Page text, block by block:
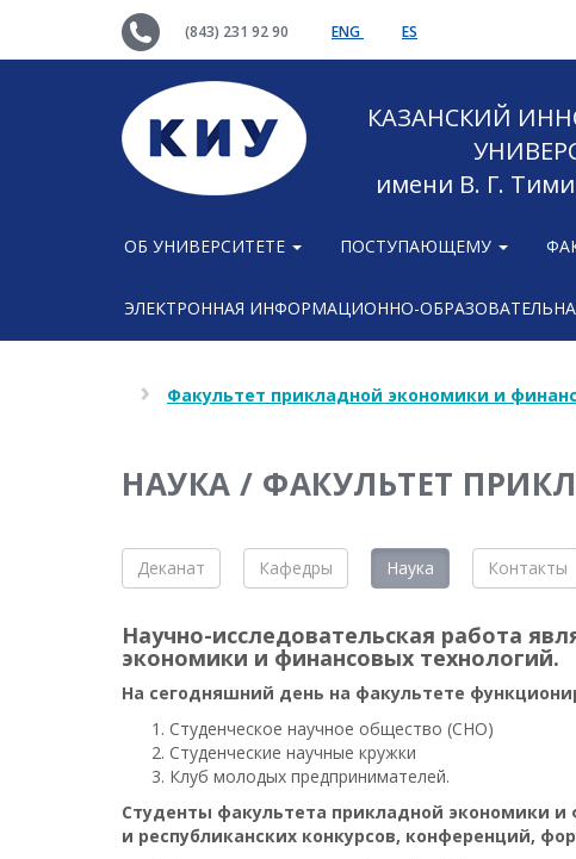
(843) 231 92 90 ENG ES
КАЗАНСКИЙ
имени В. Г.
ОБ УНИВЕРСИТЕТЕ ПОСТУПАЮЩЕМУ
ЭЛЕКТРОННАЯ ИНФОРМАЦИОННО-
Факультет прикладной экономики и
НАУКА / ФАКУЛЬТЕТ
Деканат Кафедры Наука Контакты
Научно-исследовательская работа
экономики и финансовых технологий.
На сегодняшний день на факультете
Студенческое научное общество (СНО)
Студенческие научные кружки
Клуб молодых предпринимателей.
Студенты факультета прикладной экономики
и республиканских конкурсов, конференций,